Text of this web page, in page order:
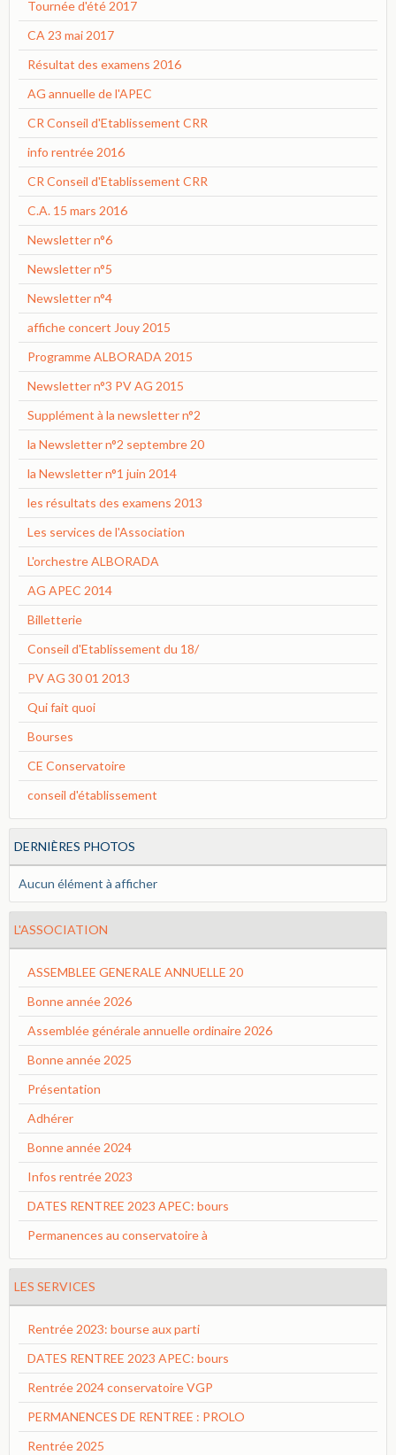
Tournée d'été 2017
CA 23 mai 2017
Résultat des examens 2016
AG annuelle de l'APEC
CR Conseil d'Etablissement CRR
info rentrée 2016
CR Conseil d'Etablissement CRR
C.A. 15 mars 2016
Newsletter n°6
Newsletter n°5
Newsletter n°4
affiche concert Jouy 2015
Programme ALBORADA 2015
Newsletter n°3 PV AG 2015
Supplément à la newsletter n°2
la Newsletter n°2 septembre 20
la Newsletter n°1 juin 2014
les résultats des examens 2013
Les services de l'Association
L'orchestre ALBORADA
AG APEC 2014
Billetterie
Conseil d'Etablissement du 18/
PV AG 30 01 2013
Qui fait quoi
Bourses
CE Conservatoire
conseil d'établissement
DERNIÈRES PHOTOS
Aucun élément à afficher
L'ASSOCIATION
ASSEMBLEE GENERALE ANNUELLE 20
Bonne année 2026
Assemblée générale annuelle ordinaire 2026
Bonne année 2025
Présentation
Adhérer
Bonne année 2024
Infos rentrée 2023
DATES RENTREE 2023 APEC: bours
Permanences au conservatoire à
LES SERVICES
Rentrée 2023: bourse aux parti
DATES RENTREE 2023 APEC: bours
Rentrée 2024 conservatoire VGP
PERMANENCES DE RENTREE : PROLO
Rentrée 2025